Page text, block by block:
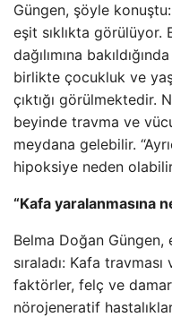
Güngen, şöyle
eşit sıklıkta
dağılımına
birlikte çocukluk ve
çıktığı görülmektedir.
beyinde travma ve
meydana gelebilir.
hipoksiye neden
“Kafa yaralanmasına
Belma Doğan
sıraladı: Kafa
faktörler, felç ve
nörojeneratif